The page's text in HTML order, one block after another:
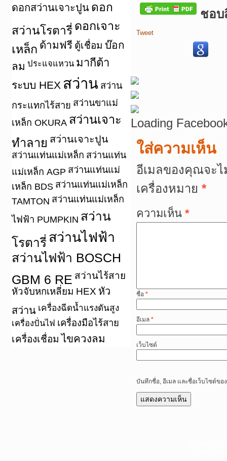
ดอกสว่านเจาะปูน ดอก
สว่านโรตารี่ ดอกเจาะ
เหล็ก ด้ามฟรี ตู้เชื่อม บ๊อก
ลม ประแจแหวน มากีต้า
ระบบ HEX สว่าน สว่าน
กระแทกไร้สาย สว่านขาแม่
เหล็ก OKURA สว่านเจาะ
ทำลาย สว่านเจาะปูน
สว่านแท่นแม่เหล็ก สว่านแท่น
แม่เหล็ก AGP สว่านแท่นแม่
เหล็ก BDS สว่านแท่นแม่เหล็ก
TAMTON สว่านแท่นแม่เหล็ก
ไฟฟ้า PUMPKIN สว่าน
โรตารี่ สว่านไฟฟ้า
สว่านไฟฟ้า BOSCH
GBM 6 RE สว่านไร้สาย
หัวจับหกเหลี่ยม HEX หัว
สว่าน เครื่องฉีดน้ำแรงดันสูง
เครื่องปั่นไฟ เครื่องมือไร้สาย
เครื่องเชื่อม ไขควงลม
ชอบ
Tweet
Loading
ใส่ความเห็น
อีเมลของคุณจะ
เครื่องหมาย *
ความเห็น *
ชื่อ *
อีเมล *
เว็บไซต์
บันทึกชื่อ, อีเมล และชื่อเว็บไซต์ขอ